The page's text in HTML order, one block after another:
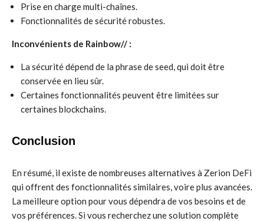
Prise en charge multi-chaînes.
Fonctionnalités de sécurité robustes.
Inconvénients de Rainbow// :
La sécurité dépend de la phrase de seed, qui doit être
conservée en lieu sûr.
Certaines fonctionnalités peuvent être limitées sur
certaines blockchains.
Conclusion
En résumé, il existe de nombreuses alternatives à Zerion DeFi
qui offrent des fonctionnalités similaires, voire plus avancées.
La meilleure option pour vous dépendra de vos besoins et de
vos préférences. Si vous recherchez une solution complète